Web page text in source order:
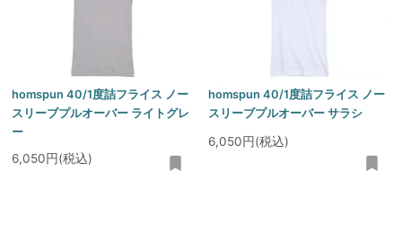
homspun 40/1度詰フライス ノー
スリーブプルオーバー ライトグレ
ー
6,050円(税込)
homspun 40/1度詰フライス ノー
スリーブプルオーバー サラシ
6,050円(税込)